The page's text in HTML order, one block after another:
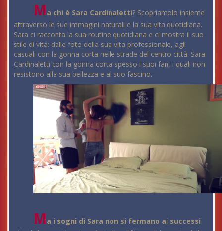
M a chi è Sara Cardinaletti? Scopriamolo insieme
attraverso le sue immagini naturali e la sua vita quotidiana.
Sara ci racconta la sua routine quotidiana e ci mostra il suo
stile di vita: dalle foto della sua vita professionale, agli
casuali con la gonna corta nelle strade del centro città. Sara
Cardinaletti con la gonna corta spesso i suoi fan, i quali non
resistono alla sua bellezza e al suo fascino.
M a i sogni di Sara non si fermano ai successi